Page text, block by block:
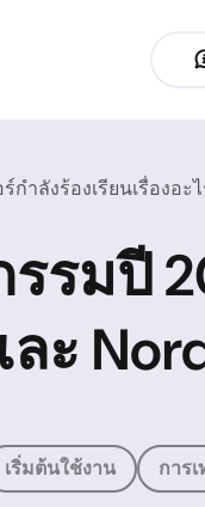
ำลังร้องเรียนเรื่องอ
รมปี
ะ
เริ่มต้นใช้งาน การ